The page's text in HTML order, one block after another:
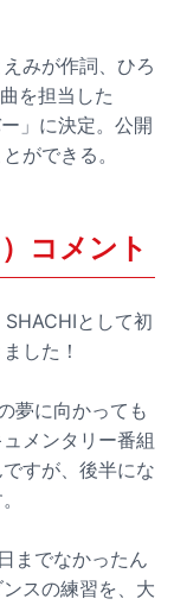
みが作詞、ひろ
を担当した
」に決定。公開
ができる。
コメント
として初
した！
夢に向かっても
メンタリー番組
すが、後半にな
までなかったん
スの練習を、大